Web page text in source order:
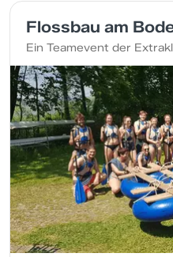
Flossbau am
Ein Teamevent der